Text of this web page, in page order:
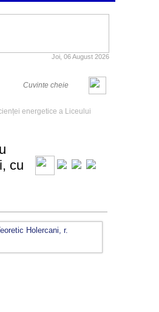
Joi, 06 August 2026
energetice a Liceului
cu